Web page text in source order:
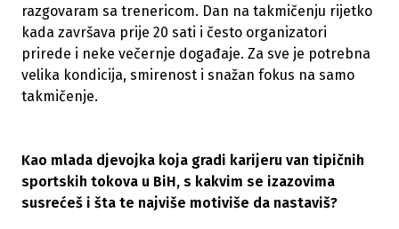
razgovaram sa trenericom. Dan na takmičenju rijetko
kada završava prije 20 sati i često organizatori
prirede i neke večernje događaje. Za sve je potrebna
velika kondicija, smirenost i snažan fokus na samo
takmičenje.
Kao mlada djevojka koja gradi karijeru van tipičnih
sportskih tokova u BiH, s kakvim se izazovima
susrećeš i šta te najviše motiviše da nastaviš?